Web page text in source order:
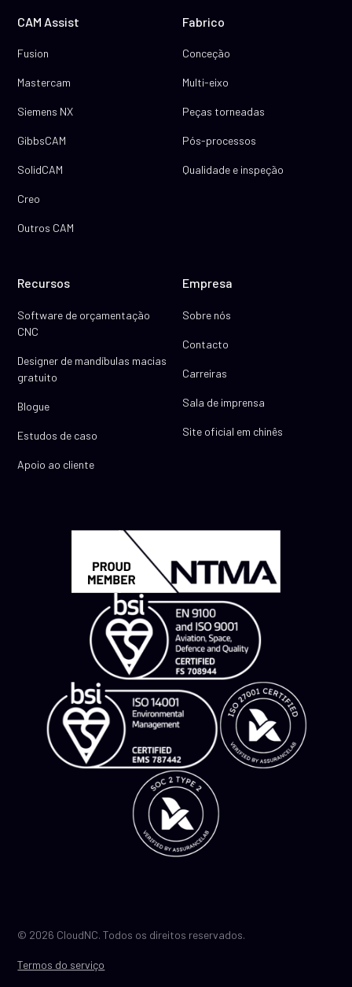
CAM Assist
Fusion
Mastercam
Siemens NX
GibbsCAM
SolidCAM
Creo
Outros CAM
Fabrico
Conceção
Multi-eixo
Peças torneadas
Pós-processos
Qualidade e inspeção
Recursos
Software de orçamentação
CNC
Designer de mandíbulas macias
gratuito
Blogue
Estudos de caso
Apoio ao cliente
Empresa
Sobre nós
Contacto
Carreiras
Sala de imprensa
Site oficial em chinês
Termos do serviço
© 2026 CloudNC. Todos os direitos reservados.